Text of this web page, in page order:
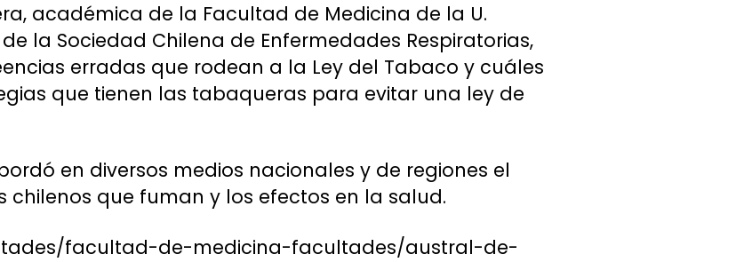
académica de la Facultad de Medicina de la U.
la Sociedad Chilena de Enfermedades Respiratorias,
erradas que rodean a la Ley del Tabaco y cuáles
que tienen las tabaqueras para evitar una ley de
en diversos medios nacionales y de regiones el
que fuman y los efectos en la salud.
facultad-de-medicina-facultades/austral-de-